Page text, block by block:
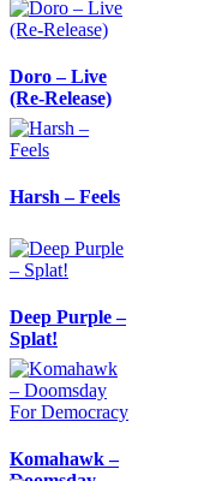
Doro – Live
(Re-Release)
Harsh – Feels
Deep Purple –
Splat!
Komahawk –